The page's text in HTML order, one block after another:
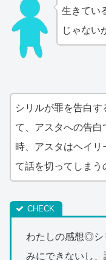
生きてい
じゃない
シリルが罪を告白
て、アスタへの告白
時、アスタはヘイ
て話を切ってしまう
わたしの感想◎シ
みにできないし